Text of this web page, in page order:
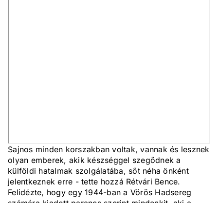
Sajnos minden korszakban voltak, vannak és lesznek
olyan emberek, akik készséggel szegődnek a
külföldi hatalmak szolgálatába, sőt néha önként
jelentkeznek erre - tette hozzá Rétvári Bence.
Felidézte, hogy egy 1944-ban a Vörös Hadsereg